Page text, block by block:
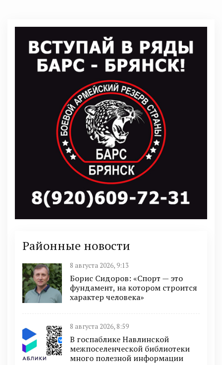
Районные новости
8 августа 2026, 9:13
Борис Сидоров: «Спорт — это
фундамент, на котором строится
характер человека»
8 августа 2026, 8:59
В госпаблике Навлинской
межпоселенческой библиотеки
много полезной информации